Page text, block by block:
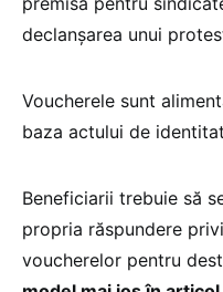
declanșarea unui
Voucherele sunt
baza actului de
Beneficiarii trebuie să
propria răspundere
voucherelor pentru